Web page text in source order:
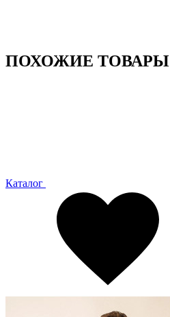
ПОХОЖИЕ ТОВАРЫ
Каталог